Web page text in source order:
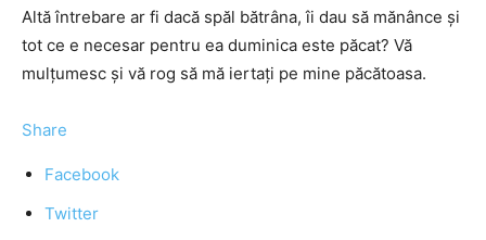
Altă întrebare ar fi dacă spăl bătrâna, îi dau să mănânce şi
tot ce e necesar pentru ea duminica este păcat? Vă
mulţumesc şi vă rog să mă iertaţi pe mine păcătoasa.
Share
Facebook
Twitter